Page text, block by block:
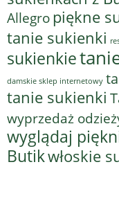
Allegropiękne
tanie sukienki
sukienkie
damskie sklep internetowy
tanie sukienki
wyprzedaż
wyglądaj
Butikwłoskie